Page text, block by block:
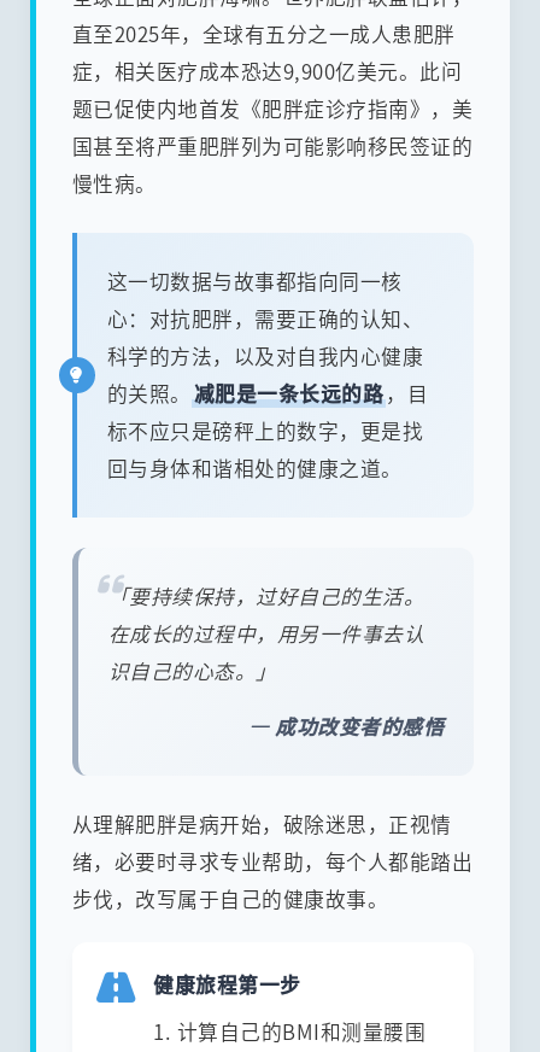
直至2025年，全球有五分之一成人患肥胖
症，相关医疗成本恐达9,900亿美元。此问
题已促使内地首发《肥胖症诊疗指南》，美
国甚至将严重肥胖列为可能影响移民签证的
慢性病。
这一切数据与故事都指向同一核
心：对抗肥胖，需要正确的认知、
科学的方法，以及对自我内心健康
的关照。 减肥是一条长远的路，目
标不应只是磅秤上的数字，更是找
回与身体和谐相处的健康之道。
「要持续保持，过好自己的生活。
在成长的过程中，用另一件事去认
识自己的心态。」
— 成功改变者的感悟
从理解肥胖是病开始，破除迷思，正视情
绪，必要时寻求专业帮助，每个人都能踏出
步伐，改写属于自己的健康故事。
健康旅程第一步
1. 计算自己的BMI和测量腰围